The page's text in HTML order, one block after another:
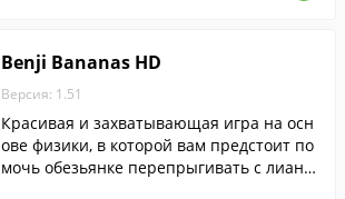
Benji Bananas HD
Версия: 1.51
Красивая и захватывающая игра на осн
ове физики, в которой вам предстоит по
мочь обезьянке перепрыгивать с лианы